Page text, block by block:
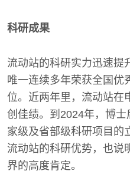
科研成果
流动站的科研实力迅速提
唯一连续多年荣获全国优
位。近两年里，流动站在
创佳绩。到2024年，博
家级及省部级科研项目的
流动站的科研优势，也说
界的高度肯定。